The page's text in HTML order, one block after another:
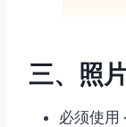
三、照
必须使用